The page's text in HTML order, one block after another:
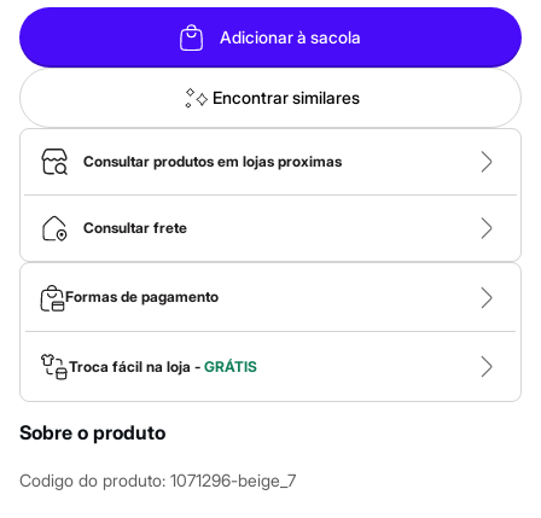
Blusas e Camisetas
Básicos
Calças
Casacos e Jaquetas
Jeans
Macacões
Saias
Shorts e Bermudas
Bolsas
Bonés e Chapéus
Bijoux
Cintos
Óculos
Relógios
Calçados
Botas
Chinelos
Rasteirinhas
Sandálias
Sapatilhas
Tênis
Adicionar à sacola
Encontrar similares
Consultar produtos em lojas proximas
Consultar frete
Formas de pagamento
Troca fácil na loja - GRÁTIS
Sobre o produto
Codigo do produto: 1071296-beige_7